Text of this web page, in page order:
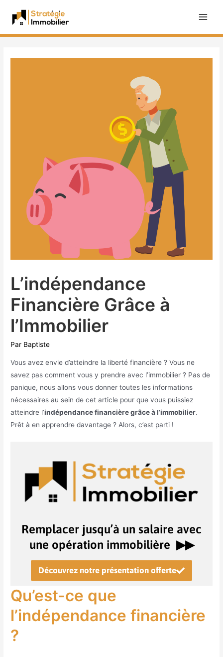
L’indépendance
Financière Grâce à
l’Immobilier
Par Baptiste
Vous avez envie d’atteindre la liberté financière ? Vous ne
savez pas comment vous y prendre avec l’immobilier ? Pas de
panique, nous allons vous donner toutes les informations
nécessaires au sein de cet article pour que vous puissiez
atteindre l’indépendance financière grâce à l’immobilier.
Prêt à en apprendre davantage ? Alors, c’est parti !
Remplacer jusqu’à un salaire avec
une opération immobilière ▶︎▶︎
Découvrez notre présentation offerte
Qu’est-ce que
l’indépendance financière
?